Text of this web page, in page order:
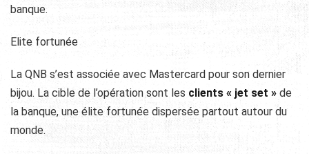
banque.
Elite fortunée
La QNB s’est associée avec Mastercard pour son dernier
bijou. La cible de l’opération sont les clients « jet set » de
la banque, une élite fortunée dispersée partout autour du
monde.